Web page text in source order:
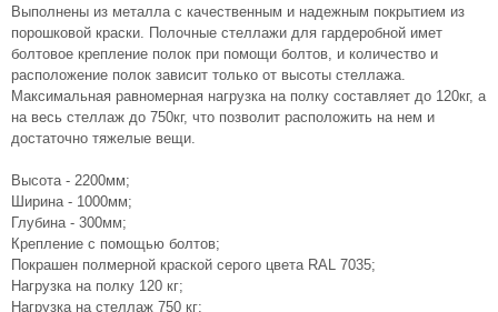
Выполнены из металла с качественным и надежным покрытием из
порошковой краски. Полочные стеллажи для гардеробной имет
болтовое крепление полок при помощи болтов, и количество и
расположение полок зависит только от высоты стеллажа.
Максимальная равномерная нагрузка на полку составляет до 120кг, а
на весь стеллаж до 750кг, что позволит расположить на нем и
достаточно тяжелые вещи.
Высота - 2200мм;
Ширина - 1000мм;
Глубина - 300мм;
Крепление с помощью болтов;
Покрашен полмерной краской серого цвета RAL 7035;
Нагрузка на полку 120 кг;
Нагрузка на стеллаж 750 кг;